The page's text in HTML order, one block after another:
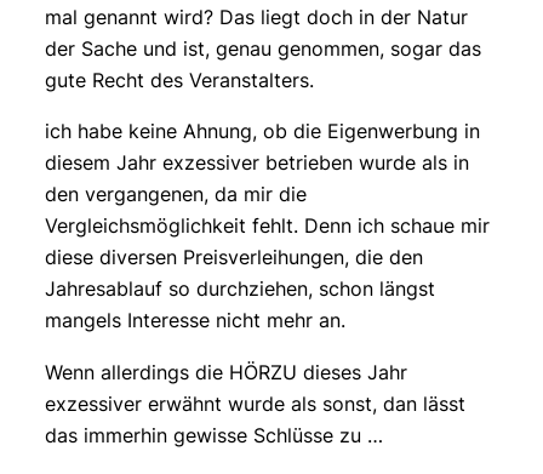
mal genannt wird? Das liegt doch in der Natur
der Sache und ist, genau genommen, sogar das
gute Recht des Veranstalters.
ich habe keine Ahnung, ob die Eigenwerbung in
diesem Jahr exzessiver betrieben wurde als in
den vergangenen, da mir die
Vergleichsmöglichkeit fehlt. Denn ich schaue mir
diese diversen Preisverleihungen, die den
Jahresablauf so durchziehen, schon längst
mangels Interesse nicht mehr an.
Wenn allerdings die HÖRZU dieses Jahr
exzessiver erwähnt wurde als sonst, dan lässt
das immerhin gewisse Schlüsse zu …